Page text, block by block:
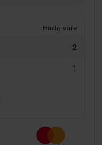
Budgivare
2
1